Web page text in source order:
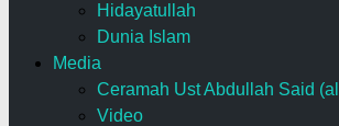
Hidayatullah
Dunia Islam
Media
Ceramah Ust Abdullah Said
Video